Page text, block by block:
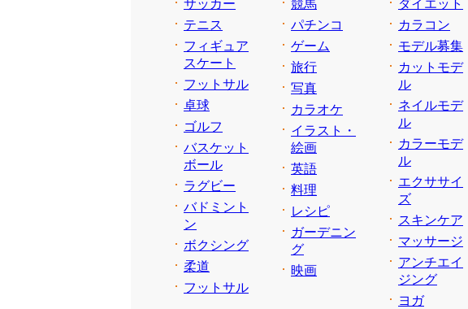
サッカー
テニス
フィギュア
スケート
フットサル
卓球
ゴルフ
バスケット
ボール
ラグビー
バドミント
ン
ボクシング
柔道
フットサル
競馬
パチンコ
ゲーム
旅行
写真
カラオケ
イラスト・
絵画
英語
料理
レシピ
ガーデニン
グ
映画
ダイエット
カラコン
モデル募集
カットモデ
ル
ネイルモデ
ル
カラーモデ
ル
エクササイ
ズ
スキンケア
マッサージ
アンチエイ
ジング
ヨガ